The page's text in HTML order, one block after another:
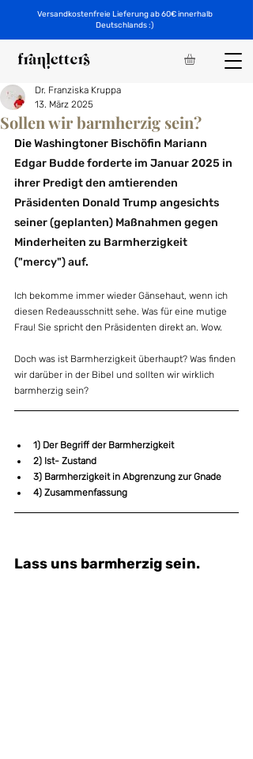
Versandkostenfreie Lieferung ab 60€ innerhalb
Deutschlands :)
Sollen wir barmherzig sein?
Dr. Franziska Kruppa
13. März 2025
Die Washingtoner Bischöfin Mariann
Edgar Budde forderte im Januar 2025 in
ihrer Predigt den amtierenden
Präsidenten Donald Trump angesichts
seiner (geplanten) Maßnahmen gegen
Minderheiten zu Barmherzigkeit
("mercy") auf.
Ich bekomme immer wieder Gänsehaut, wenn ich
diesen Redeausschnitt sehe. Was für eine mutige
Frau! Sie spricht den Präsidenten direkt an. Wow.
Doch was ist Barmherzigkeit überhaupt? Was finden
wir darüber in der Bibel und sollten wir wirklich
barmherzig sein?
1) Der Begriff der Barmherzigkeit
2) Ist- Zustand
3) Barmherzigkeit in Abgrenzung zur Gnade
4) Zusammenfassung
Lass uns barmherzig sein.